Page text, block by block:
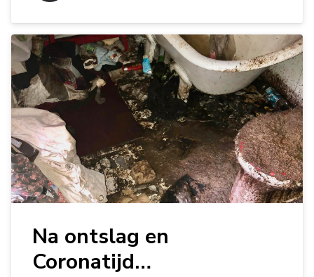
Na ontslag en
Coronatijd…